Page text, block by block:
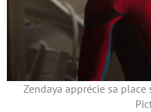
Zendaya apprécie sa